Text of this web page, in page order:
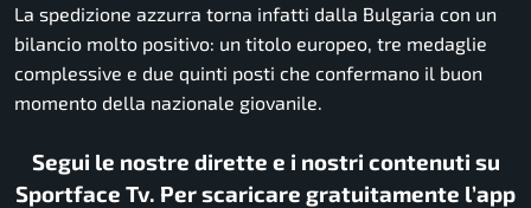
La spedizione azzurra torna infatti dalla Bulgaria con un
bilancio molto positivo: un titolo europeo, tre medaglie
complessive e due quinti posti che confermano il buon
momento della nazionale giovanile.
Segui le nostre dirette e i nostri contenuti su
Sportface Tv. Per scaricare gratuitamente l’app